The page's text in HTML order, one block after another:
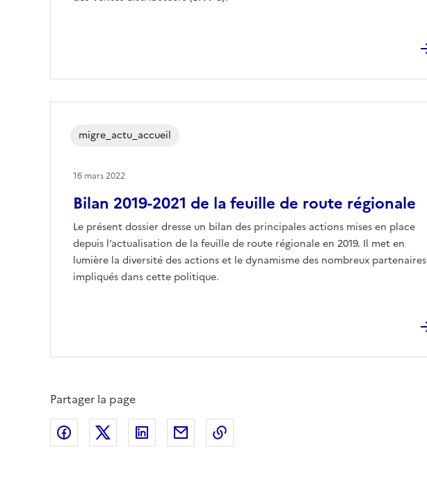
Bilan 2019-2021 de la feuille de route régionale
Le présent dossier dresse un bilan des principales actions mises en place
depuis l’actualisation de la feuille de route régionale en 2019. Il met en
lumière la diversité des actions et le dynamisme des nombreux partenaires
impliqués dans cette politique.
migre_actu_accueil
16 mars 2022
Partager la page
Partager sur Facebook
Partager sur X (anciennement Twitter)
Partager sur LinkedIn
Partager par email